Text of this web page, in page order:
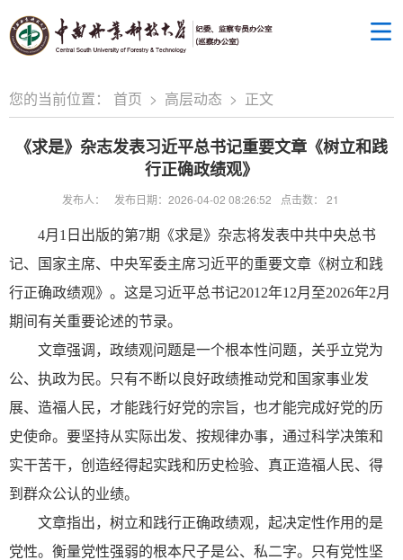
您的当前位置： 首页 > 高层动态 > 正文
《求是》杂志发表习近平总书记重要文章《树立和践
行正确政绩观》
发布人： 发布日期：2026-04-02 08:26:52 点击数： 21
4月1日出版的第7期《求是》杂志将发表中共中央总书
记、国家主席、中央军委主席习近平的重要文章《树立和践
行正确政绩观》。这是习近平总书记2012年12月至2026年2月
期间有关重要论述的节录。
文章强调，政绩观问题是一个根本性问题，关乎立党为
公、执政为民。只有不断以良好政绩推动党和国家事业发
展、造福人民，才能践行好党的宗旨，也才能完成好党的历
史使命。要坚持从实际出发、按规律办事，通过科学决策和
实干苦干，创造经得起实践和历史检验、真正造福人民、得
到群众公认的业绩。
文章指出，树立和践行正确政绩观，起决定性作用的是
党性。衡量党性强弱的根本尺子是公、私二字。只有党性坚